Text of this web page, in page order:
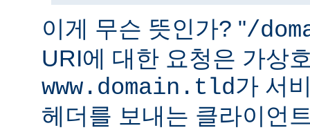
이게 무슨 뜻인가? "/
URI에 대한 요청은 가상
www.domain.tld가 서
헤더를 보내는 클라이언